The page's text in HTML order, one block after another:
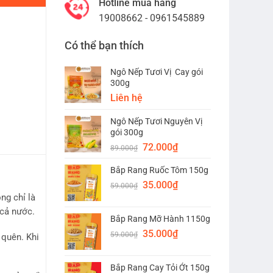
Hotline mua hàng
19008662 - 0961545889
Có thể bạn thích
Ngô Nếp Tươi Vị Cay gói
300g
Liên hệ
Ngô Nếp Tươi Nguyên Vị
gói 300g
89.000₫ Giá
là:
89.000₫.
72.000₫Giá
tại
là:
Bắp Rang Ruốc Tôm 150g
59.000₫ Giá
59.000₫.
35.000₫Giá
là:
35.000₫.
Bắp Rang Mỡ Hành 1150g
59.000₫ Giá
35.000₫Giá
Bắp Rang Cay Tỏi Ớt 150g
chỉ là
nước.
Khi